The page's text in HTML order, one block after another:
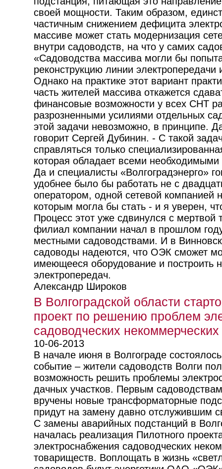
своей мощности. Таким образом,
частичным снижением дефицита
массиве может стать модернизация
внутри садоводств, на что у самих
«Садоводства массива могли бы
реконструкцию линии электропередачи
Однако на практике этот вариант
часть жителей массива откажется
финансовые возможности у всех СНТ
разрозненными усилиями отдельных
этой задачи невозможно, в принципе.
говорит Сергей Дубинин. - С такой
справляться только
которая обладает всеми
Да и специалисты «Волгоградэнерго»
удобнее было бы работать не с
оператором, одной сетевой компанией
которым могла бы стать - и я уверен,
Процесс этот уже сдвинулся с мертвой
филиал компании начал в прошлом
местными садоводствами. И в
садоводы надеются, что ОЭК сможет
имеющееся оборудование и построить
электропередач.
Александр Широков
В Волгоградской области
проект по решению проблем
садоводческих
10-06-2013
В начале июня в Волгограде
событие – жители садоводств Волги
возможность решить проблемы
дачных участков. Первым
вручены новые трансформаторные
придут на замену давно отслужившим
С замены аварийных подстанций в
началась реализация Пилотного
электроснабжения садоводческих
товариществ. Воплощать в жизнь